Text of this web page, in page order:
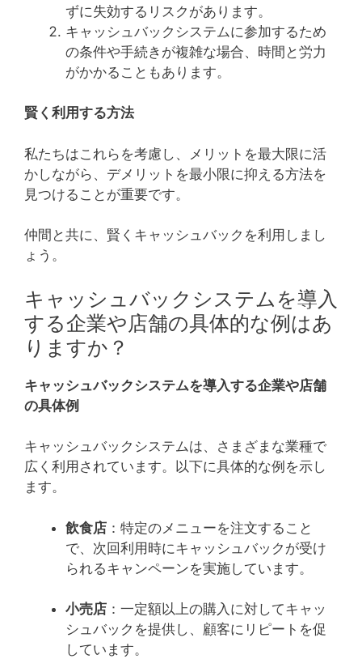
ずに失効するリスクがあります。
キャッシュバックシステムに参加するため
の条件や手続きが複雑な場合、時間と労力
がかかることもあります。
賢く利用する方法
私たちはこれらを考慮し、メリットを最大限に活
かしながら、デメリットを最小限に抑える方法を
見つけることが重要です。
仲間と共に、賢くキャッシュバックを利用しまし
ょう。
キャッシュバックシステムを導入
する企業や店舗の具体的な例はあ
りますか？
キャッシュバックシステムを導入する企業や店舗
の具体例
キャッシュバックシステムは、さまざまな業種で
広く利用されています。以下に具体的な例を示し
ます。
飲食店 ：特定のメニューを注文すること
で、次回利用時にキャッシュバックが受け
られるキャンペーンを実施しています。
小売店 ：一定額以上の購入に対してキャッ
シュバックを提供し、顧客にリピートを促
しています。